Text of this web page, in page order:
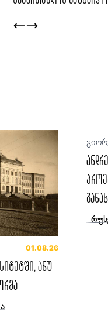
01.08.26
ანუ